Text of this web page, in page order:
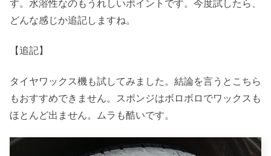
す。水溶性なのもうれしいポイントです。今度試したら、
どんな感じか追記しますね。
【追記】
タイヤワックス機も試してみました。結論を言うとこちら
もおすすめできません。スポンジはボロボロでワックスも
ほとんど出ません。ムラも酷いです。